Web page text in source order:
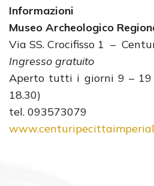
Informazioni
Museo Archeologico
Via SS. Crocifisso 1 –
Ingresso gratuito
Aperto tutti i giorni 9 – 19
18.30)
tel. 093573079